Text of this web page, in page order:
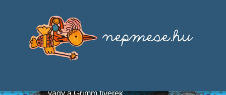
útján terjedő elbeszélésekből,
melyeket olyan ismert gyűjtők
állítottak össze, mint Benedek
vagy a Grimm fivérek.